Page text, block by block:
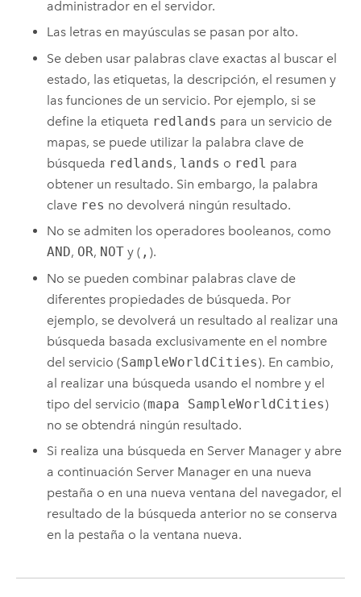
administrador en el servidor.
Las letras en mayúsculas se pasan por alto.
Se deben usar palabras clave exactas al buscar el
estado, las etiquetas, la descripción, el resumen y
las funciones de un servicio. Por ejemplo, si se
define la etiqueta redlands para un servicio de
mapas, se puede utilizar la palabra clave de
búsqueda redlands, lands o redl para
obtener un resultado. Sin embargo, la palabra
clave res no devolverá ningún resultado.
No se admiten los operadores booleanos, como
AND, OR, NOT y ( , ).
No se pueden combinar palabras clave de
diferentes propiedades de búsqueda. Por
ejemplo, se devolverá un resultado al realizar una
búsqueda basada exclusivamente en el nombre
del servicio (SampleWorldCities). En cambio,
al realizar una búsqueda usando el nombre y el
tipo del servicio (mapa SampleWorldCities)
no se obtendrá ningún resultado.
Si realiza una búsqueda en Server Manager y abre
a continuación Server Manager en una nueva
pestaña o en una nueva ventana del navegador, el
resultado de la búsqueda anterior no se conserva
en la pestaña o la ventana nueva.